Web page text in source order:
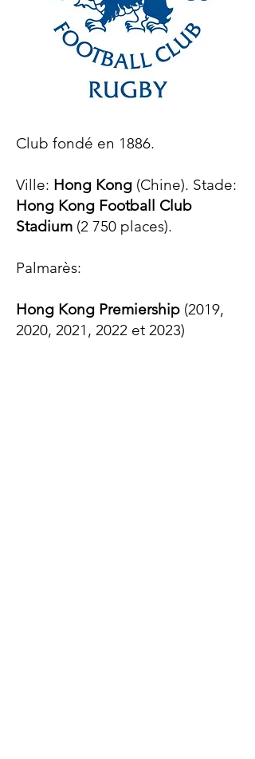
Club fondé en 1886.
Ville: Hong Kong (Chine). Stade:
Hong Kong Football Club
Stadium (2 750 places).
Palmarès:​
Hong Kong Premiership (2019,
2020, 2021, 2022 et 2023)